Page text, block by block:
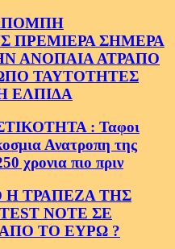
ΠΡΕΜΙΕΡΑ ΣΗΜΕΡΑ
ΑΝΟΠΑΙΑ ΑΤΡΑΠΟ
ΤΑΥΤΟΤΗΤΕΣ
ΕΛΠΙΔΑ
: Ταφοι
Ανατροπη της
χρονια πιο πριν
Η ΤΡΑΠΕΖΑ ΤΗΣ
NOTE ΣΕ
ΤΟ ΕΥΡΩ ?